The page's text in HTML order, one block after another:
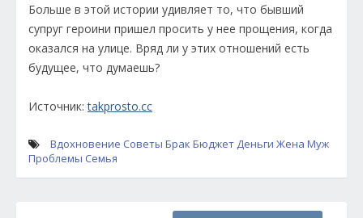
Больше в этой истории удивляет то, что бывший
супруг героини пришел просить у нее прощения, когда
оказался на улице. Вряд ли у этих отношений есть
будущее, что думаешь?
Источник:takprosto.cc
Вдохновение Советы Брак Бюджет Деньги Жена Муж
Проблемы Семья